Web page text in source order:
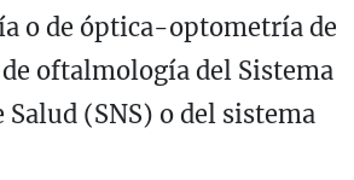
o de óptica-optometría de
oftalmología del Sistema
Salud (SNS) o del sistema